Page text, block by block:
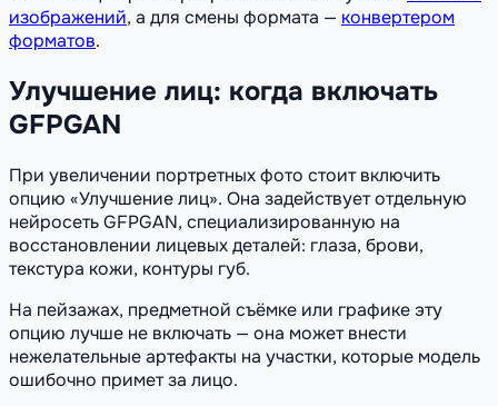
изображений, а для смены формата — конвертером
форматов.
Улучшение лиц: когда включать
GFPGAN
При увеличении портретных фото стоит включить
опцию «Улучшение лиц». Она задействует отдельную
нейросеть GFPGAN, специализированную на
восстановлении лицевых деталей: глаза, брови,
текстура кожи, контуры губ.
На пейзажах, предметной съёмке или графике эту
опцию лучше не включать — она может внести
нежелательные артефакты на участки, которые модель
ошибочно примет за лицо.